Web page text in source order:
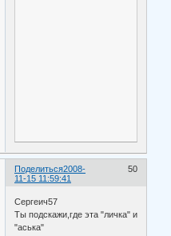
Поделиться 50
2008-
11-15 11:59:41
Cергеич57
Ты подскажи,где эта "личка" и
"аська"